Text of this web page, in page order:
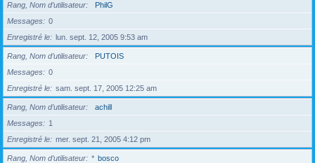
Rang, Nom d’utilisateur
PhilG
Messages
0
Enregistré le
lun. sept. 12, 2005 9:53 am
Rang, Nom d’utilisateur
PUTOIS
Messages
0
Enregistré le
sam. sept. 17, 2005 12:25 am
Rang, Nom d’utilisateur
achill
Messages
1
Enregistré le
mer. sept. 21, 2005 4:12 pm
Rang, Nom d’utilisateur * bosco